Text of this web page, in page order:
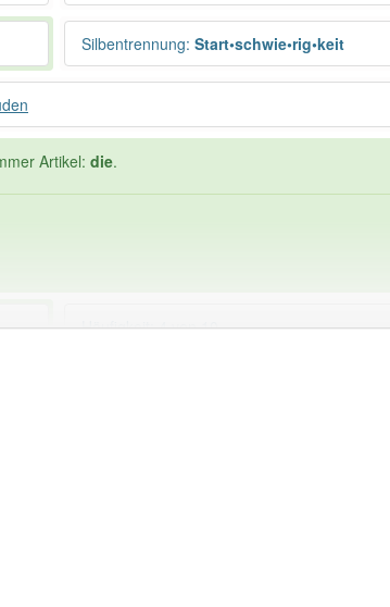
Silbentrennung: Start•schwie•rig•keit
Artikel: die.
Häufigkeit: 4 von 10